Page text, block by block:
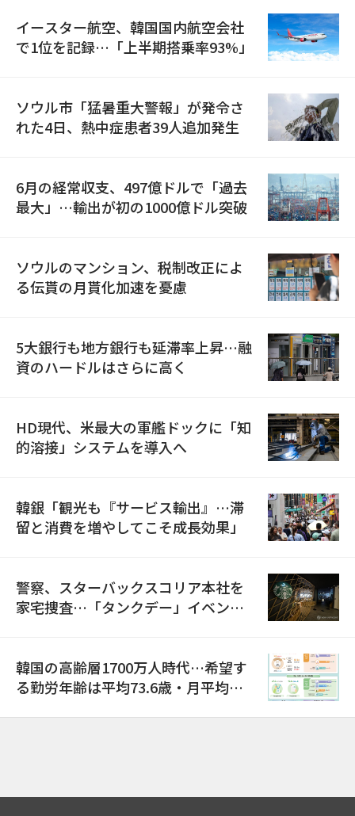
イースター航空、韓国国内航空会社
で1位を記録…「上半期搭乗率93%」
ソウル市「猛暑重大警報」が発令さ
れた4日、熱中症患者39人追加発生
6月の経常収支、497億ドルで「過去
最大」…輸出が初の1000億ドル突破
ソウルのマンション、税制改正によ
る伝貰の月貰化加速を憂慮
5大銀行も地方銀行も延滞率上昇…融
資のハードルはさらに高く
HD現代、米最大の軍艦ドックに「知
的溶接」システムを導入へ
韓銀「観光も『サービス輸出』…滞
留と消費を増やしてこそ成長効果」
警察、スターバックスコリア本社を
家宅捜査…「タンクデー」イベント
韓国の高齢層1700万人時代…希望す
る勤労年齢は平均73.6歳・月平均賃